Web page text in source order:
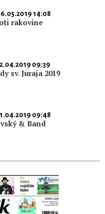
14:08
rakovine
09:39
sv. Juraja 2019
09:48
& Band